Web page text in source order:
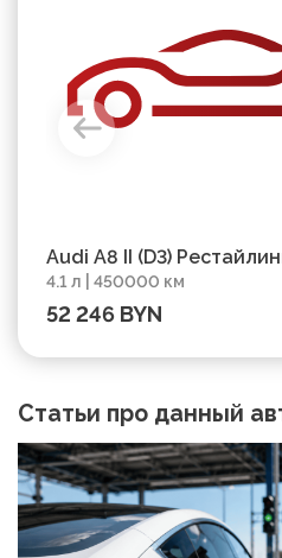
Audi A8 II (D3)
пробег 450000 км
4.1 л | 450000 км
52 246 BYN
Статьи про данный